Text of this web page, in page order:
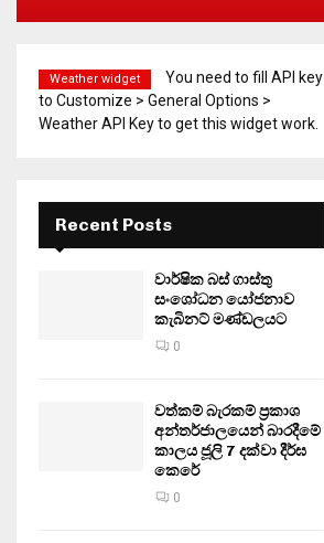
Weather widget
You need to fill API key
to Customize > General Options >
Weather API Key to get this widget work.
Recent Posts
වාර්ෂික බස් ගාස්තු
සංශෝධන යෝජනාව
කැබිනට් මණ්ඩලයට
0
වත්කම් බැරකම් ප්‍රකාශ
අන්තර්ජාලයෙන් බාරදීමේ
කාලය ජූලි 7 දක්වා දීර්ඝ
කෙරේ
0